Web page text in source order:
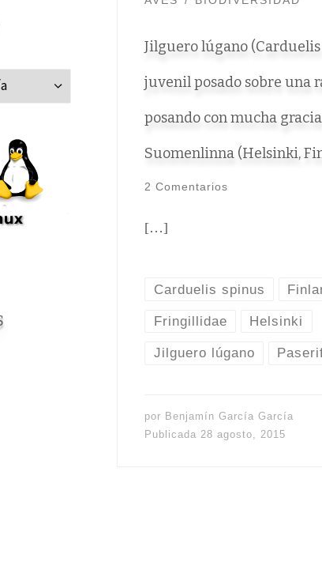
Jilguero lúgano
juvenil posado sobre una
posando con mucha
Suomenlinna (Helsinki,
2 Comentarios
[…]
Carduelis spinus
Fringillidae Helsinki
Jilguero lúgano
por Benjamín García García
Publicada 28 agosto, 2015